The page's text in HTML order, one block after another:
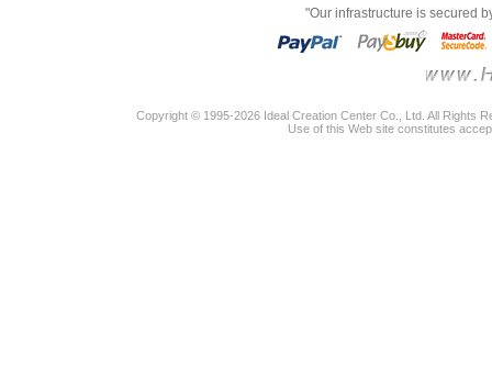
"Our infrastructure is secured
Copyright © 1995-2026 Ideal Creation Center Co., Ltd. All Rights
Use of this Web site constitutes